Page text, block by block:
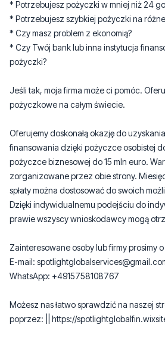
* Potrzebujesz pożyczki w mniej niż 24
* Potrzebujesz szybkiej pożyczki na
* Czy masz problem z ekonomią?
* Czy Twój bank lub inna instytucja
pożyczki?
Jeśli tak, moja firma może ci pomóc.
pożyczkowe na całym świecie.
Oferujemy doskonałą okazję do
finansowania dzięki pożyczce osobistej
pożyczce biznesowej do 15 mln euro.
zorganizowane przez obie strony.
spłaty można dostosować do swoich
Dzięki indywidualnemu podejściu do
prawie wszyscy wnioskodawcy mogą
Zainteresowane osoby lub firmy prosimy
E-mail:
WhatsApp: +4915758108767
Możesz nas łatwo sprawdzić na naszej
poprzez: || https://